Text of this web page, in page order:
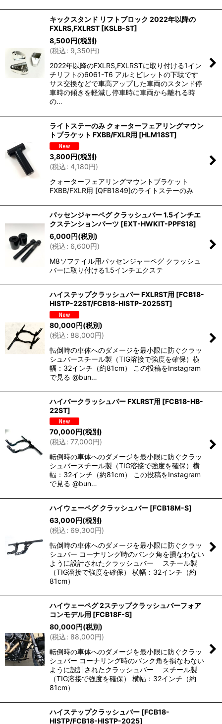
キックスタンド リフトブロック 2022年以降の
FXLRS,FXLRST [KSLB-ST]
8,500円(税別)
(税込: 9,350円)
2022年以降のFXLRS,FXLRSTに取り付ける1イン
チリフトの6061-T6 アルミビレットの下駄です
サス交換などで車高アップした車両のスタンド停
車時の傾きを軽減し停車時に車両から離れる時
の…
ライトステーのみ クォーターフェアリングマウン
トブラケット FXBB/FXLR用 [HLM18ST]
3,800円(税別)
(税込: 4,180円)
クォーターフェアリングマウントブラケット
FXBB/FXLR用 [QFB1849]のライトステーのみ
パッセンジャーペグ クラッシュバー 1.5インチエ
クステンションパーツ [EXT-HWKIT-PPFS18]
6,000円(税別)
(税込: 6,600円)
M8ソフテイル用パッセンジャーペグ クラッシュ
バーに取り付ける1.5インチエクステ
ハイステップクラッシュバー FXLRST用 [FCB18-
HISTP-22ST/FCB18-HISTP-2025ST]
80,000円(税別)
(税込: 88,000円)
転倒時の車体へのダメージを最小限に防ぐクラッ
シュバースチール製（TIG溶接で強度を確保）横
幅：32インチ（約81cm） この投稿をInstagram
で見る @bun…
ハイバークラッシュバー FXLRST用 [FCB18-HB-
22ST]
70,000円(税別)
(税込: 77,000円)
転倒時の車体へのダメージを最小限に防ぐクラッ
シュバースチール製（TIG溶接で強度を確保）横
幅：32インチ（約81cm） この投稿をInstagram
で見る @bun…
ハイウェーペグ クラッシュバー [FCB18M-S]
63,000円(税別)
(税込: 69,300円)
転倒時の車体へのダメージを最小限に防ぐクラッ
シュバー コーナリング時のバンク角を損なわない
ように設計されたクラッシュバー スチール製
（TIG溶接で強度を確保） 横幅：32インチ（約
81cm）
ハイウェーペグ 2ステップクラッシュバーフォア
コンモデル用 [FCB18F-S]
80,000円(税別)
(税込: 88,000円)
転倒時の車体へのダメージを最小限に防ぐクラッ
シュバー コーナリング時のバンク角を損なわない
ように設計されたクラッシュバー スチール製
（TIG溶接で強度を確保） 横幅：32インチ（約
81cm）
ハイステップクラッシュバー [FCB18-
HISTP/FCB18-HISTP-2025]